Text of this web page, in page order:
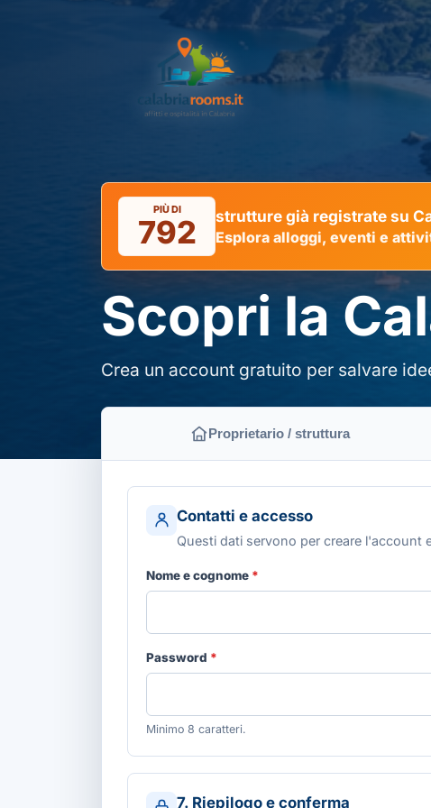
PIÙ DI
792 strutture già registrate su
Esplora alloggi, eventi e
Scopri la
Crea un account gratuito per salvare
Proprietario / struttura
Contatti e accesso
Questi dati servono per creare l'account
Nome e cognome *
Password *
Minimo 8 caratteri.
7. Riepilogo e conferma